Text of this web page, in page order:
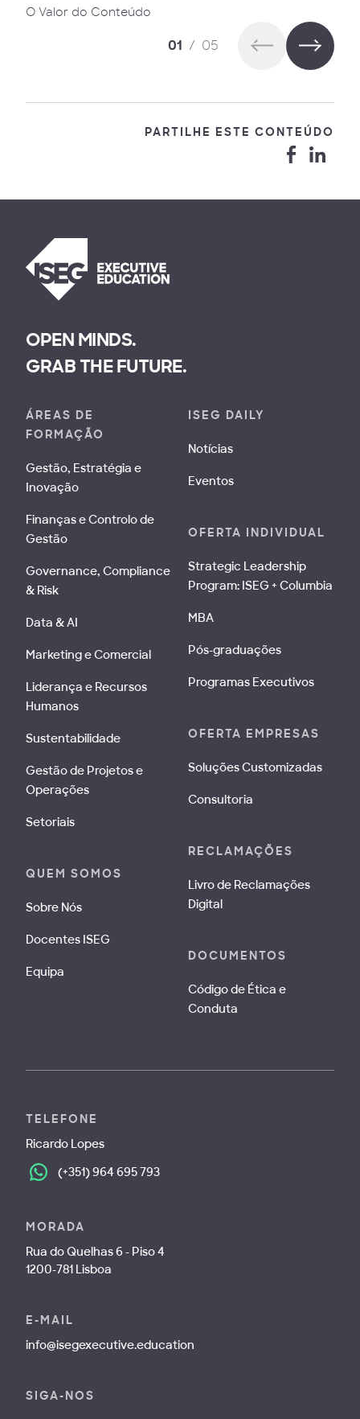
O Valor do Conteúdo
01 / 05
PARTILHE ESTE CONTEÚDO
OPEN MINDS.
GRAB THE FUTURE.
ÁREAS DE
FORMAÇÃO
Gestão, Estratégia e
Inovação
Finanças e Controlo de
Gestão
Governance, Compliance
& Risk
Data & AI
Marketing e Comercial
Liderança e Recursos
Humanos
Sustentabilidade
Gestão de Projetos e
Operações
Setoriais
QUEM SOMOS
Sobre Nós
Docentes ISEG
Equipa
ISEG DAILY
Notícias
Eventos
OFERTA INDIVIDUAL
Strategic Leadership
Program: ISEG + Columbia
MBA
Pós-graduações
Programas Executivos
OFERTA EMPRESAS
Soluções Customizadas
Consultoria
RECLAMAÇÕES
Livro de Reclamações
Digital
DOCUMENTOS
Código de Ética e
Conduta
TELEFONE
Ricardo Lopes
(+351) 964 695 793
MORADA
Rua do Quelhas 6 - Piso 4
1200-781 Lisboa
E-MAIL
info@isegexecutive.education
SIGA-NOS